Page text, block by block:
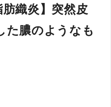
肪織炎】突然皮
た膿のようなも